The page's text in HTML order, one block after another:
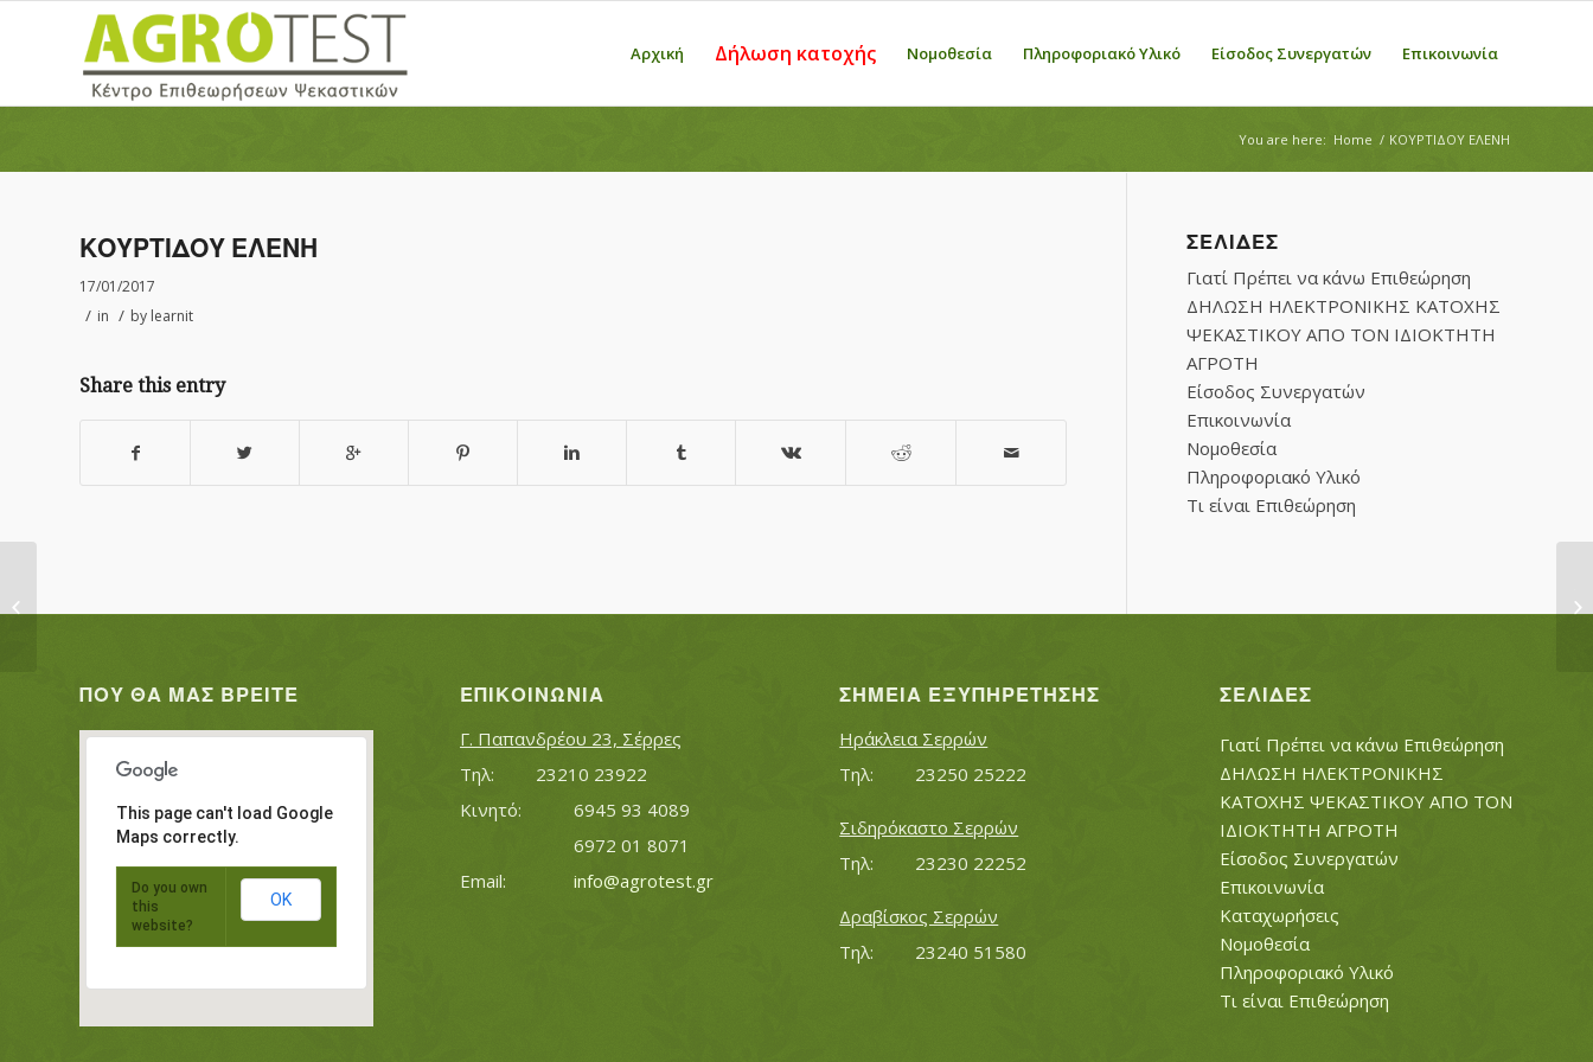
Αρχική Δήλωση κατοχής Νομοθεσία Πληροφοριακό Υλικό Είσοδος Συνεργατών Επικοινωνία
You are here: Home / ΚΟΥΡΤΙΔΟΥ ΕΛΕΝΗ
ΚΟΥΡΤΙΔΟΥ ΕΛΕΝΗ
17/01/2017
/ in / by learnit
Share this entry
ΣΕΛΊΔΕΣ
Γιατί Πρέπει να κάνω Επιθεώρηση
ΔΗΛΩΣΗ ΗΛΕΚΤΡΟΝΙΚΗΣ ΚΑΤΟΧΗΣ
ΨΕΚΑΣΤΙΚΟΥ ΑΠΟ ΤΟΝ ΙΔΙΟΚΤΗΤΗ
ΑΓΡΟΤΗ
Είσοδος Συνεργατών
Επικοινωνία
Νομοθεσία
Πληροφοριακό Υλικό
Τι είναι Επιθεώρηση
ΠΟΥ ΘΑ ΜΑΣ ΒΡΕΊΤΕ
This page can't load Google
Maps correctly.
Do you own
this
website?
OK
ΕΠΙΚΟΙΝΩΝΊΑ
Γ. Παπανδρέου 23, Σέρρες
Τηλ:		23210 23922
Κινητό:		6945 93 4089
			6972 01 8071
info@agrotest.gr
ΣΗΜΕΊΑ ΕΞΥΠΗΡΈΤΗΣΗΣ
Ηράκλεια Σερρών
Τηλ:		23250 25222
Σιδηρόκαστο Σερρών
Τηλ:		23230 22252
Δραβίσκος Σερρών
Τηλ:		23240 51580
ΣΕΛΊΔΕΣ
Γιατί Πρέπει να κάνω Επιθεώρηση
ΔΗΛΩΣΗ ΗΛΕΚΤΡΟΝΙΚΗΣ
ΚΑΤΟΧΗΣ ΨΕΚΑΣΤΙΚΟΥ ΑΠΟ ΤΟΝ
ΙΔΙΟΚΤΗΤΗ ΑΓΡΟΤΗ
Είσοδος Συνεργατών
Επικοινωνία
Καταχωρήσεις
Νομοθεσία
Πληροφοριακό Υλικό
Τι είναι Επιθεώρηση